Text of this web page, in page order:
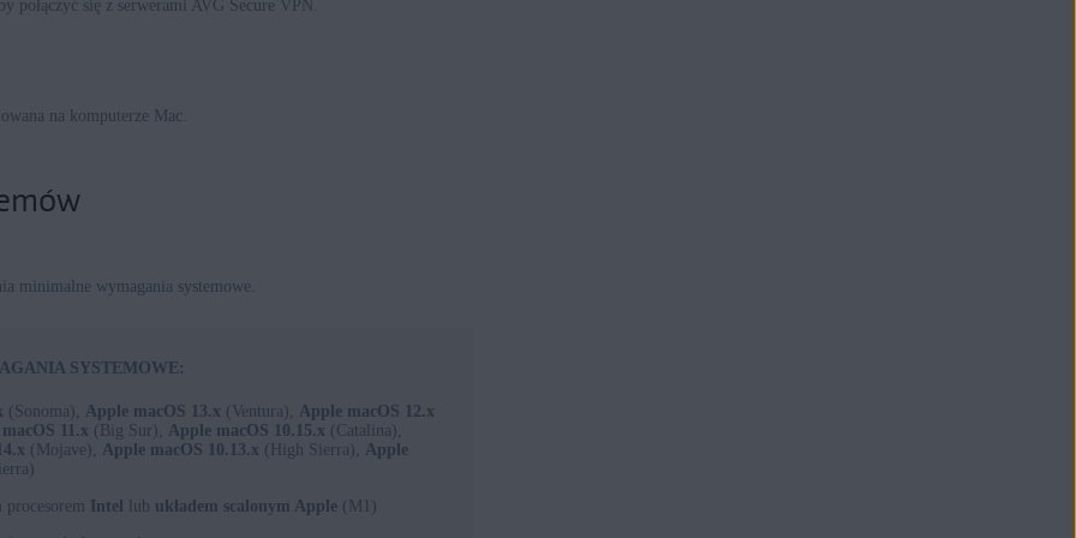
połączyć się z serwerami AVG Secure VPN.
na komputerze Mac.
minimalne wymagania systemowe.
SYSTEMOWE:
(Sonoma), Apple macOS 13.x (Ventura), Apple macOS 12.x
11.x (Big Sur), Apple macOS 10.15.x (Catalina),
(Mojave), Apple macOS 10.13.x (High Sierra), Apple
procesorem Intel lub układem scalonym Apple (M1)